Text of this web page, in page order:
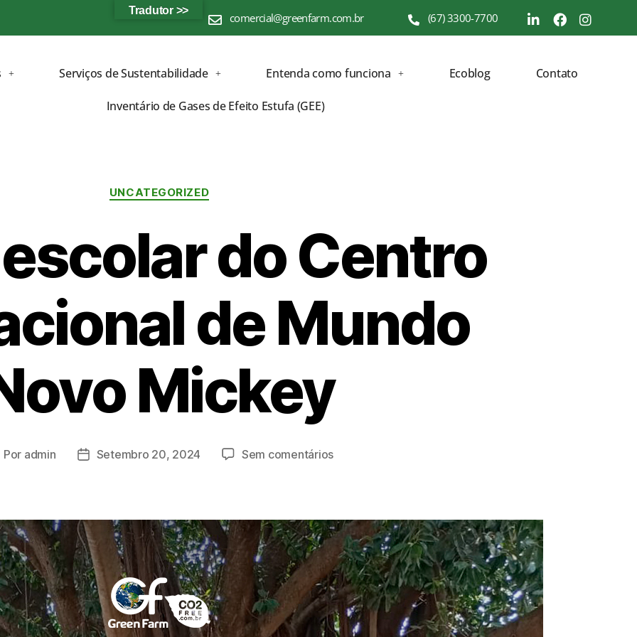
comercial@greenfarm.com.br (67) 3300-7700
Serviços de Sustentabilidade Entenda como funciona Ecoblog Contato
Inventário de Gases de Efeito Estufa (GEE)
UNCATEGORIZED
do Centro
de Mundo
Mickey
Por admin Setembro 20, 2024 Sem comentários
Tradutor >>